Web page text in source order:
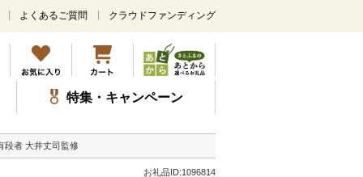
メ
ン
コ
ン
テ
ツ
に
よくあるご質問 クラウドファンディング
特集・キャンペーン
段者 大井丈司監修
お礼品ID:1096814